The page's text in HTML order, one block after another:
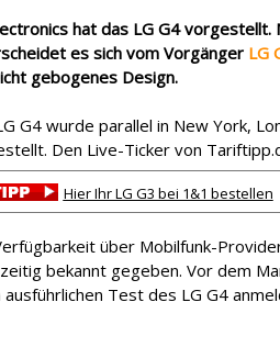
hat das LG G4
es sich vom Vorgänger LG
gebogenes Design.
G4 wurde parallel in New York,
Den Live-Ticker von
Hier Ihr LG G3 bei 1&1 bestellen
über Mobilfunk-
bekannt gegeben. Vor dem
ausführlichen Test des LG G4